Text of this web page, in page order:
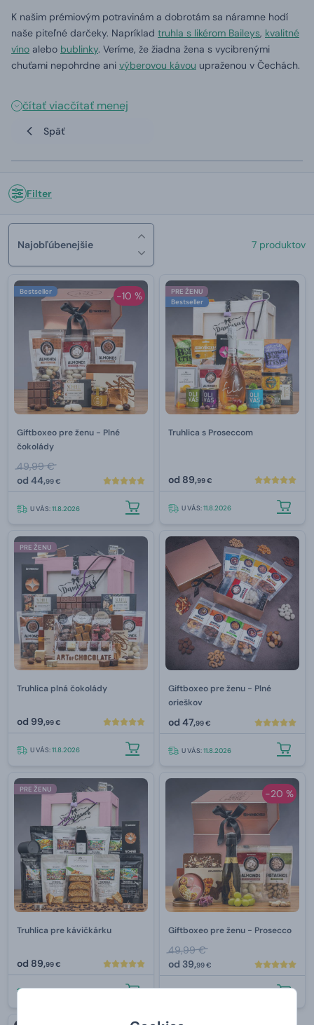
K našim prémiovým potravinám a dobrotám sa náramne hodí
naše piteľné darčeky. Napríklad truhla s likérom Baileys, kvalitné
víno alebo bublinky. Veríme, že žiadna žena s vycibrenými
chuťami nepohrdne ani výberovou kávou upraženou v Čechách.
čítať viacčítať menej
Späť
Filter
Najobľúbenejšie 7 produktov
-10 %
Bestseller
Giftboxeo pre ženu - Plné
čokolády
49,99 €
od 44,99 €
U VÁS:11.8.2026
PRE ŽENU
Bestseller
Truhlica s Proseccom
od 89,99 €
U VÁS:11.8.2026
PRE ŽENU
Truhlica plná čokolády
od 99,99 €
U VÁS:11.8.2026
Giftboxeo pre ženu - Plné
orieškov
od 47,99 €
U VÁS:11.8.2026
PRE ŽENU
Truhlica pre kávičkárku
od 89,99 €
-20 %
Giftboxeo pre ženu - Prosecco
49,99 €
od 39,99 €